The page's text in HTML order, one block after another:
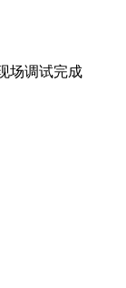
场调试完成